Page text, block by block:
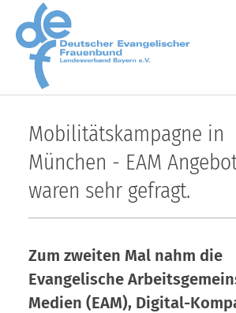
Skip to main content
Mobilitätskampagne in
München - EAM
waren sehr gefragt.
Zum zweiten Mal nahm die
Evangelische
Medien (EAM), Digital-